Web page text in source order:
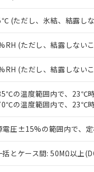
(ただし、氷結、結露し
(ただし、結露しない
(ただし、結露しない
の温度範囲内で、23℃
の温度範囲内で、23℃
電圧±15%の範囲内で、
括とケース間: 50MΩ以上
のであり、閲覧さ
い。
正式な納期状況お
当社販売員にご相
在庫状況および標
す。
マイパーツ機能（
ている必要があり
お客様が当ウェブ
が、当社の製品・
さい。
※当社の共同利用
いる法人を指しま
※2 対応予定月
部品在庫の切り替え状
※3 非含有証明書ダ
下記の非含有証明書を
EU RoHS指令（10物質
Cr(Ⅵ)(六価クロム) : 1000ppm
DBP(フタル酸ジブチル) :
DEHP(フタル酸ビス(2-エチル
※2 環境保護使用期
「10」：通常の使用
味します。
「－」：未確認です。
ます。
当社は貴社製品を
置等に一切使用い
当社は、貴社製品
たしません。
○ 一定数以上の
△ 一定数には満
－
在庫なし(最
空
受注生産機種